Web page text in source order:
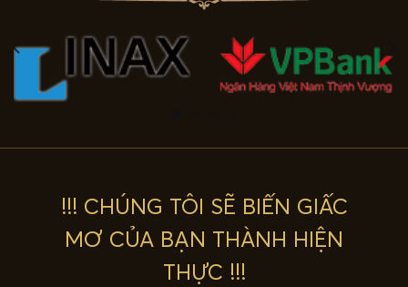
!!! CHÚNG TÔI SẼ BIẾN GIẤC
MƠ CỦA BẠN THÀNH HIỆN
THỰC !!!